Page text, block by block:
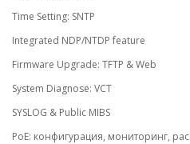
Time Setting: SNTP
Integrated NDP/NTDP feature
Firmware Upgrade: TFTP & Web
System Diagnose: VCT
SYSLOG & Public MIBS
PoE: конфигурация, мониторинг,